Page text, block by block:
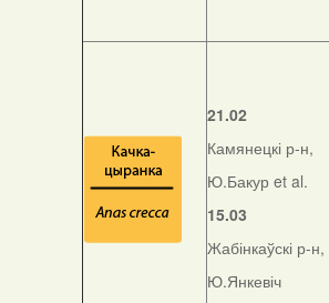
21.02
Камянецкі р-н,
Ю.Бакур et al.
15.03
Жабінкаўскі р-н,
Ю.Янкевіч